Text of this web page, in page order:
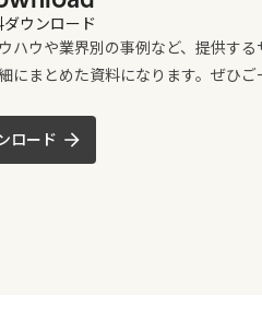
ダウンロード
ハウや業界別の事例など、提供する
にまとめた資料になります。ぜひご
ロード